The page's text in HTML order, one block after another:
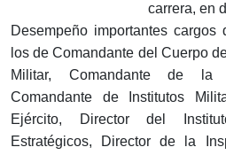
carrera, en
Desempeño importantes cargos
los de Comandante del Cuerpo
Militar, Comandante de la
Comandante de Institutos
Ejército, Director del
Estratégicos, Director de la